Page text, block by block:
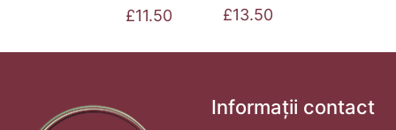
£11.50 £13.50
Informații contact